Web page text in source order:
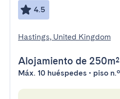
4.5
Hastings, United Kingdom
Alojamiento de 250m²
Máx. 10 huéspedes • piso